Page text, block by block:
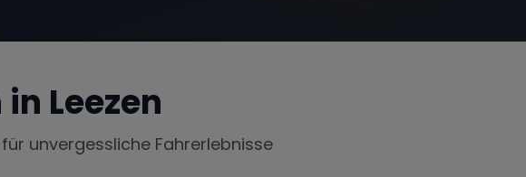
in Leezen
unvergessliche Fahrerlebnisse